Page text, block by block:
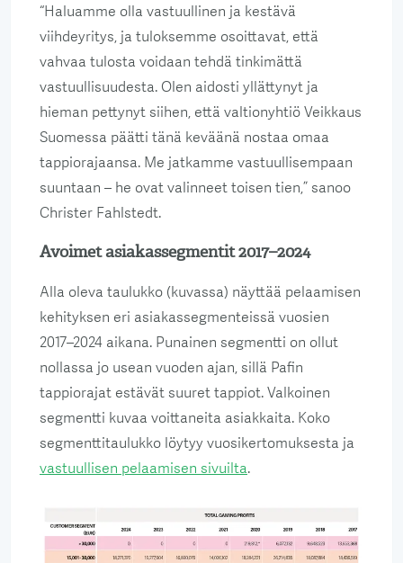
“Haluamme olla vastuullinen ja kestävä
viihdeyritys, ja tuloksemme osoittavat, että
vahvaa tulosta voidaan tehdä tinkimättä
vastuullisuudesta. Olen aidosti yllättynyt ja
hieman pettynyt siihen, että valtionyhtiö Veikkaus
Suomessa päätti tänä keväänä nostaa omaa
tappiorajaansa. Me jatkamme vastuullisempaan
suuntaan – he ovat valinneet toisen tien,” sanoo
Christer Fahlstedt.
Avoimet asiakassegmentit 2017–2024
Alla oleva taulukko (kuvassa) näyttää pelaamisen
kehityksen eri asiakassegmenteissä vuosien
2017–2024 aikana. Punainen segmentti on ollut
nollassa jo usean vuoden ajan, sillä Pafin
tappiorajat estävät suuret tappiot. Valkoinen
segmentti kuvaa voittaneita asiakkaita. Koko
segmenttitaulukko löytyy vuosikertomuksesta ja
vastuullisen pelaamisen sivuilta.